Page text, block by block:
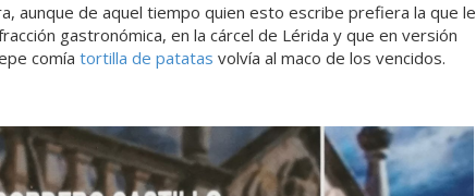
aunque de aquel tiempo quien esto escribe prefiera la que le
gastronómica, en la cárcel de Lérida y que en versión
comía tortilla de patatas volvía al maco de los vencidos.